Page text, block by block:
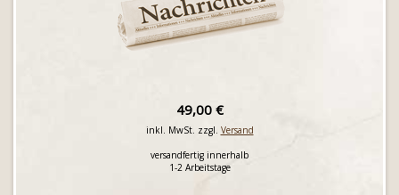
49,00 €
inkl. MwSt. zzgl. Versand
versandfertig innerhalb
1-2 Arbeitstage